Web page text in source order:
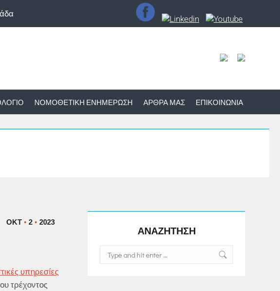
ΝΟΜΟΘΕΤΙΚΉ ΕΝΗΜΈΡΩΣΗ ΆΡΘΡΑ ΜΑΣ ΕΠΙΚΟΙΝΩΝΊΑ
ΟΚΤ 2 2023
υπηρεσίες
τρέχοντος
ΑΝΑΖΗΤΗΣΗ
Search: